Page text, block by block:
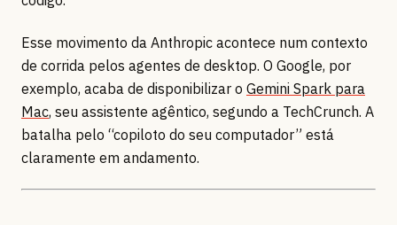
Esse movimento da Anthropic acontece num contexto
de corrida pelos agentes de desktop. O Google, por
exemplo, acaba de disponibilizar o Gemini Spark para
Mac, seu assistente agêntico, segundo a TechCrunch. A
batalha pelo “copiloto do seu computador” está
claramente em andamento.